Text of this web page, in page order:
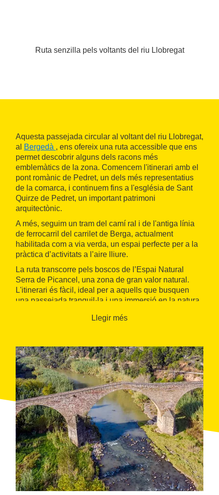
Ruta senzilla pels voltants del riu Llobregat
Aquesta passejada circular al voltant del riu Llobregat,
al
Bergedà , ens ofereix una ruta accessible que ens
permet descobrir alguns dels racons més
emblemàtics de la zona. Comencem l'itinerari amb el
pont romànic de Pedret, un dels més representatius
de la comarca, i continuem fins a l'església de Sant
Quirze de Pedret, un important patrimoni
arquitectònic.
A més, seguim un tram del camí ral i de l'antiga línia
de ferrocarril del carrilet de Berga, actualment
habilitada com a via verda, un espai perfecte per a la
pràctica d’activitats a l’aire lliure.
La ruta transcorre pels boscos de l’Espai Natural
Serra de Picancel, una zona de gran valor natural.
L'itinerari és fàcil, ideal per a aquells que busquen
una passejada tranquil·la i una immersió en la natura.
Llegir més